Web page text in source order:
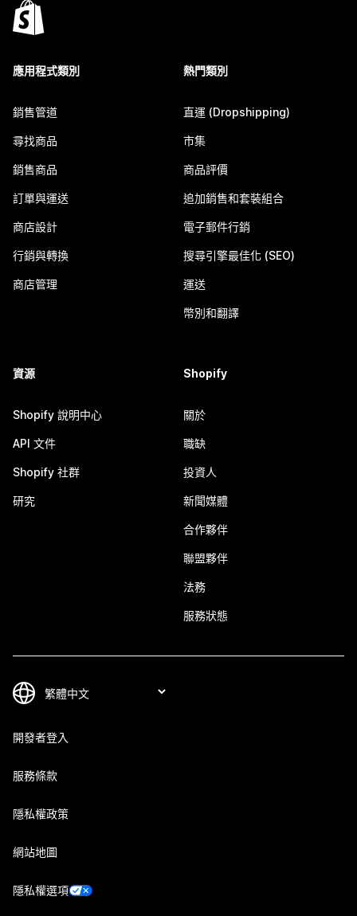
應用程式類別
銷售管道
尋找商品
銷售商品
訂單與運送
商店設計
行銷與轉換
商店管理
熱門類別
直運 (Dropshipping)
市集
商品評價
追加銷售和套裝組合
電子郵件行銷
搜尋引擎最佳化 (SEO)
運送
幣別和翻譯
資源
Shopify 說明中心
API 文件
Shopify 社群
研究
Shopify
關於
職缺
投資人
新聞媒體
合作夥伴
聯盟夥伴
法務
服務狀態
開發者登入
服務條款
隱私權政策
網站地圖
隱私權選項